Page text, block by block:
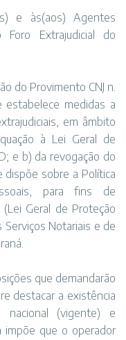
e às(aos) Agentes
Foro Extrajudicial do
do Provimento CNJ n.
estabelece medidas a
em âmbito
à Lei Geral de
e b) da revogação do
dispõe sobre a Política
para fins de
(Lei Geral de Proteção
Serviços Notariais e de
que demandarão
destacar a existência
(vigente) e
impõe que o operador